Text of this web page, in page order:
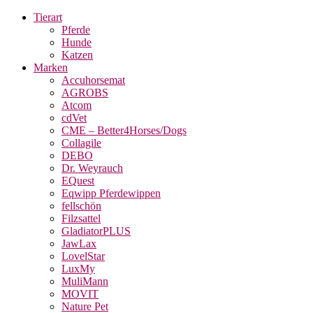
Tierart
Pferde
Hunde
Katzen
Marken
Accuhorsemat
AGROBS
Atcom
cdVet
CME – Better4Horses/Dogs
Collagile
DEBO
Dr. Weyrauch
EQuest
Eqwipp Pferdewippen
fellschön
Filzsattel
GladiatorPLUS
JawLax
LovelStar
LuxMy
MuliMann
MOVIT
Nature Pet